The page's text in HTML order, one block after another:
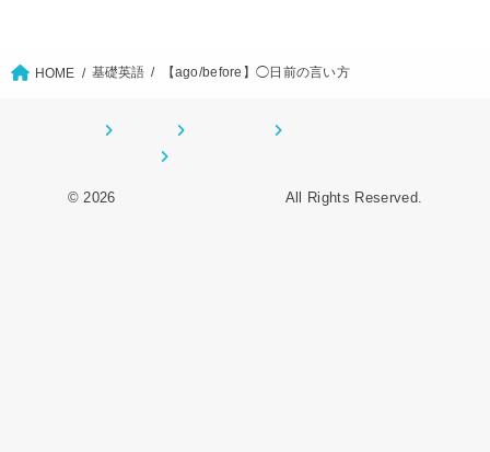
HOME 基礎英語 【ago/before】◯日前の言い方
© 2026 All Rights Reserved.